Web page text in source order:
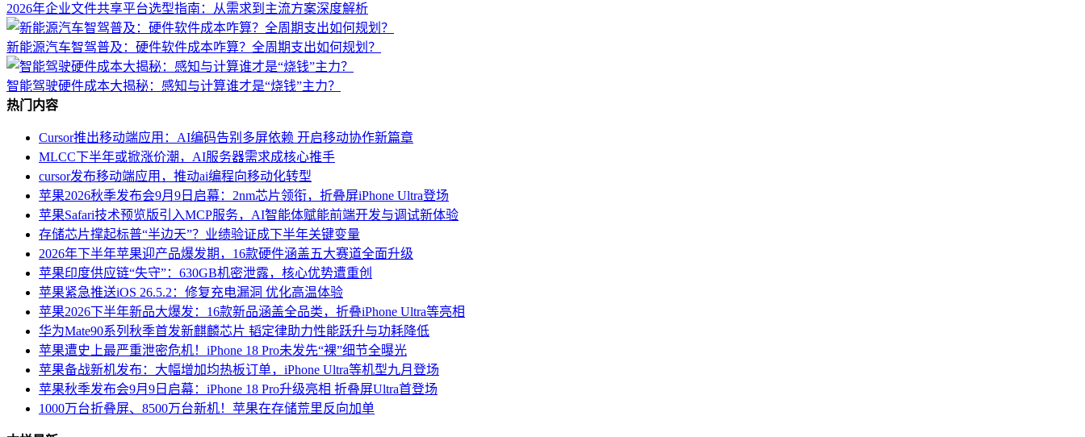
2026年企业文件共享平台选型指南：从需求到主流方案深度解析
新能源汽车智驾普及：硬件软件成本咋算？全周期支出如何规划？
智能驾驶硬件成本大揭秘：感知与计算谁才是“烧钱”主力？
热门内容
Cursor推出移动端应用：AI编码告别多屏依赖 开启移动协作新篇章
MLCC下半年或掀涨价潮，AI服务器需求成核心推手
cursor发布移动端应用，推动ai编程向移动化转型
苹果2026秋季发布会9月9日启幕：2nm芯片领衔，折叠屏iPhone Ultra登场
苹果Safari技术预览版引入MCP服务，AI智能体赋能前端开发与调试新体验
存储芯片撑起标普“半边天”？业绩验证成下半年关键变量
2026年下半年苹果迎产品爆发期，16款硬件涵盖五大赛道全面升级
苹果印度供应链“失守”：630GB机密泄露，核心优势遭重创
苹果紧急推送iOS 26.5.2：修复充电漏洞 优化高温体验
苹果2026下半年新品大爆发：16款新品涵盖全品类，折叠iPhone Ultra等亮相
华为Mate90系列秋季首发新麒麟芯片 韬定律助力性能跃升与功耗降低
苹果遭史上最严重泄密危机！iPhone 18 Pro未发先“裸”细节全曝光
苹果备战新机发布：大幅增加均热板订单，iPhone Ultra等机型九月登场
苹果秋季发布会9月9日启幕：iPhone 18 Pro升级亮相 折叠屏Ultra首登场
1000万台折叠屏、8500万台新机！苹果在存储荒里反向加单